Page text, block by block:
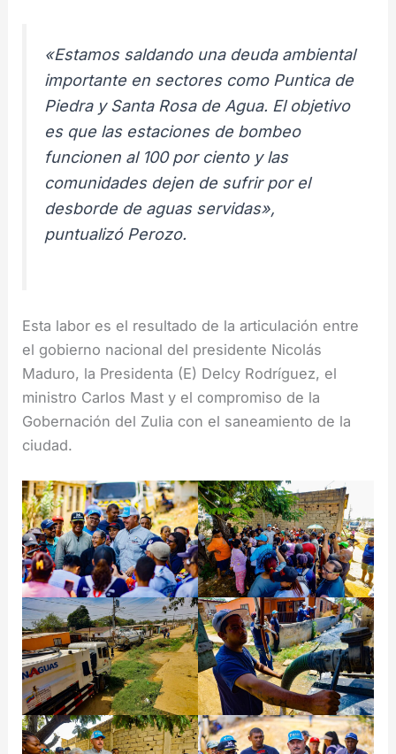
«Estamos saldando una deuda ambiental
importante en sectores como Puntica de
Piedra y Santa Rosa de Agua. El objetivo
es que las estaciones de bombeo
funcionen al 100 por ciento y las
comunidades dejen de sufrir por el
desborde de aguas servidas»,
puntualizó Perozo.
Esta labor es el resultado de la articulación entre
el gobierno nacional del presidente Nicolás
Maduro, la Presidenta (E) Delcy Rodríguez, el
ministro Carlos Mast y el compromiso de la
Gobernación del Zulia con el saneamiento de la
ciudad.